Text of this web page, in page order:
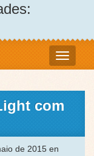
com
de 2015 en